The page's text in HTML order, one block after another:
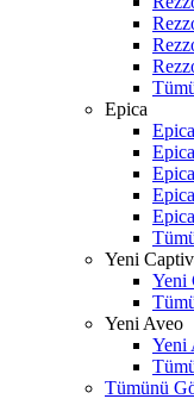
Epica
Yeni
Yeni
Yeni Aveo
Yeni
Tümünü